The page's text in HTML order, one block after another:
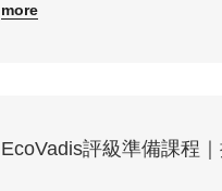
理工具，更是建立品牌價值的重
more